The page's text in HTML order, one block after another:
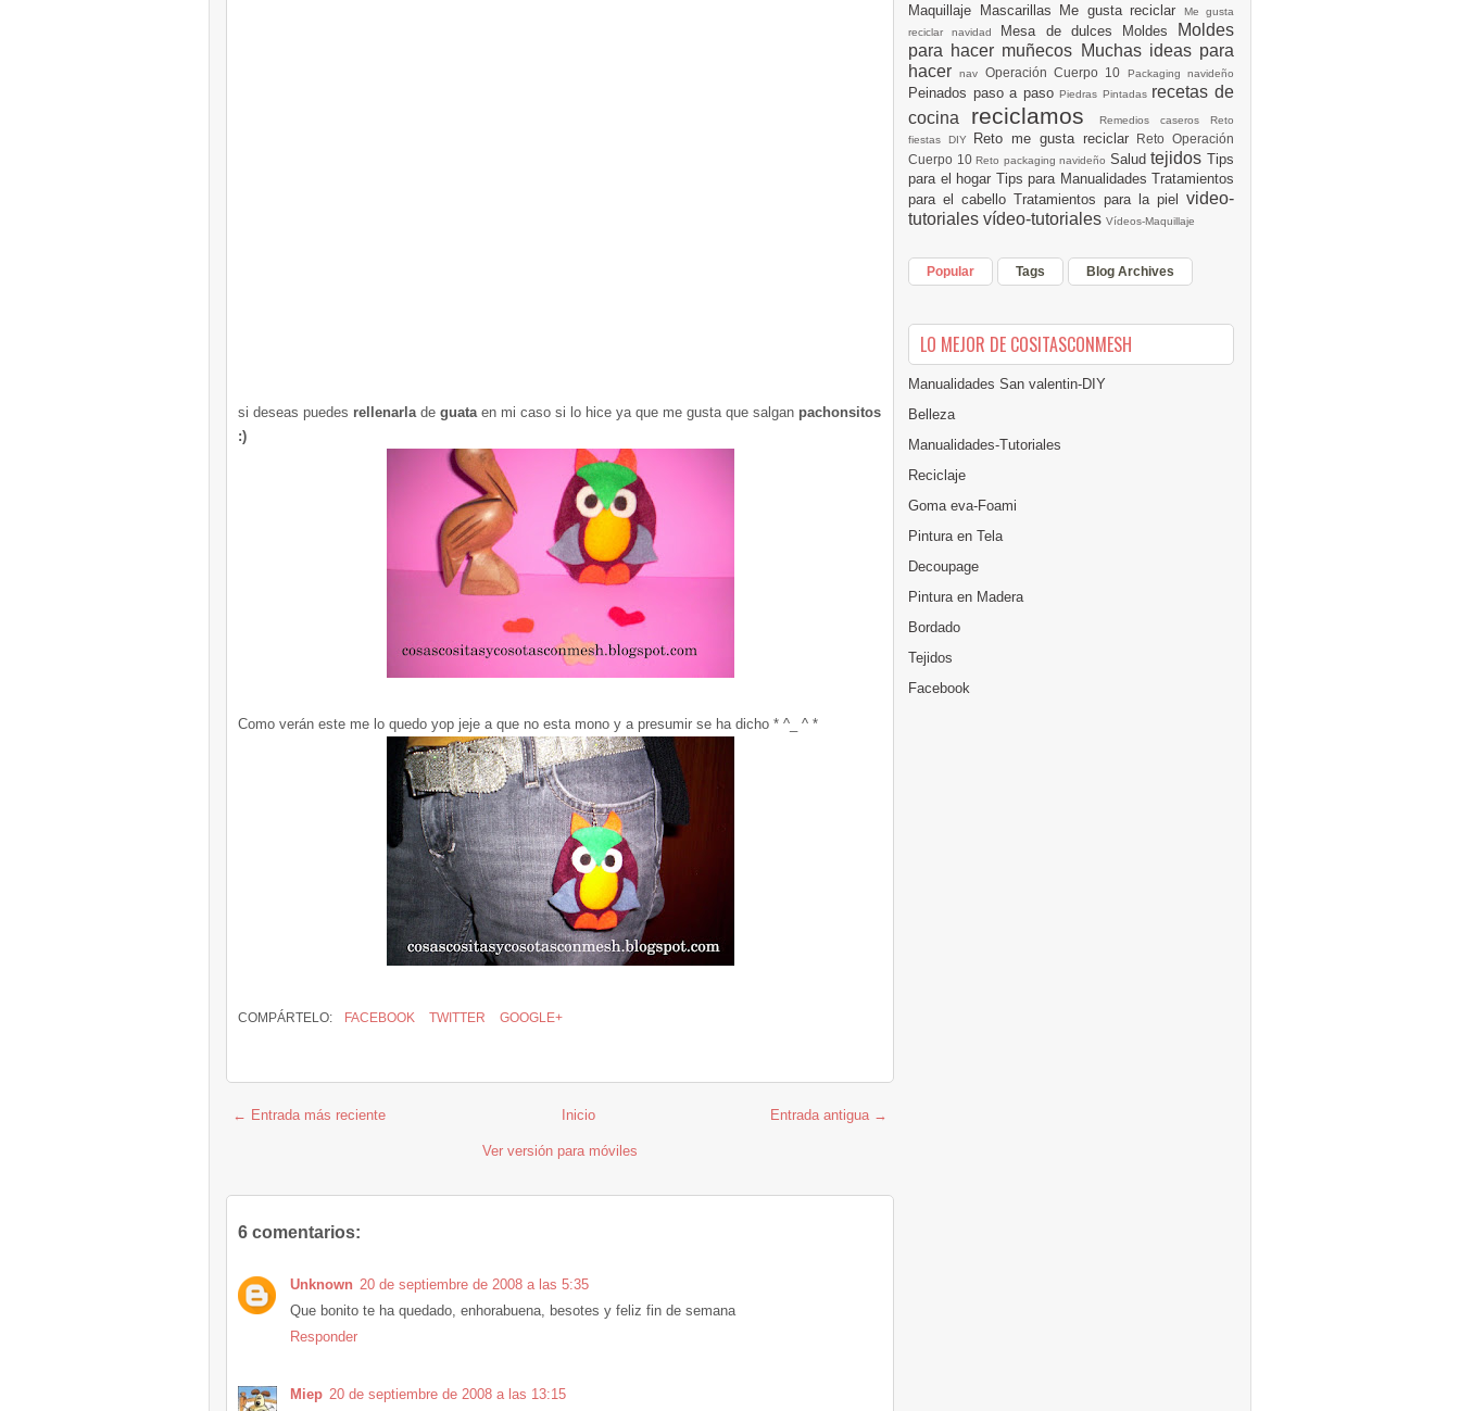
si deseas puedes rellenarlade guataen mi caso si lo hice ya que me gusta que salgan pachonsitos
:)
Como verán este me lo quedo yop jeje a que no esta mono y a presumir se ha dicho * ^_ ^ *
COMPÁRTELO: FACEBOOK TWITTER GOOGLE+
← Entrada más reciente Entrada antigua →
Inicio
Ver versión para móviles
6 comentarios:
Unknown 20 de septiembre de 2008 a las 5:35
Que bonito te ha quedado, enhorabuena, besotes y feliz fin de semana
Responder
Miep 20 de septiembre de 2008 a las 13:15
Maquillaje Mascarillas Me gusta reciclar
Me gusta
reciclar navidad Mesa de dulces Moldes
Moldes
para hacer muñecos Muchas ideas para
hacernav Operación Cuerpo 10 Packaging navideño
Peinados paso a pasoPiedras Pintadas recetas de
cocina reciclamos Remedios caseros Reto
fiestas DIY Reto me gusta reciclar
Reto Operación
Cuerpo 10Reto packaging navideño SaludtejidosTips
para el hogar Tips para Manualidades Tratamientos
para el cabello Tratamientos para la piel video-
tutoriales vídeo-tutoriales Vídeos-Maquillaje
Popular Tags Blog Archives
LO MEJOR DE COSITASCONMESH
Manualidades San valentin-DIY
Belleza
Manualidades-Tutoriales
Reciclaje
Goma eva-Foami
Pintura en Tela
Decoupage
Pintura en Madera
Bordado
Tejidos
Facebook